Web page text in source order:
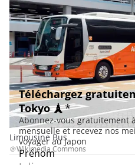
Limousine Bus
＠Wikimedia Commons